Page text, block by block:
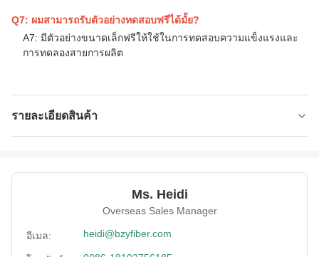
Q7: ผมสามารถรับตัวอย่างทดสอบฟรีได้มั้ย?
A7: มีตัวอย่างขนาดเล็กฟรีให้ใช้ในการทดสอบความแข็งแรงและ
การทดลองสายการผลิต
รายละเอียดสินค้า
Application:
30D*64มม
Productname: เส้นใยโพลีเอสเตอร์หลัก
Ms. Heidi
Overseas Sales Manager
อีเมล: heidi@bzyfiber.com